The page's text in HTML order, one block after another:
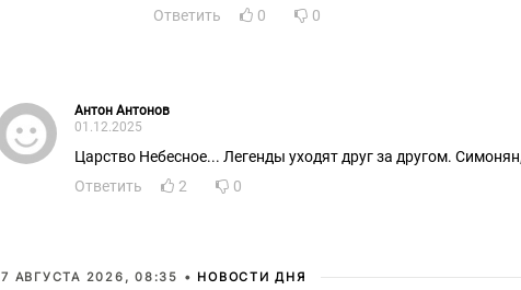
Ответить
0 0
Антон Антонов
01.12.2025
Царство Небесное... Легенды уходят друг за другом.
Ответить
2 0
7 АВГУСТА 2026, 08:35 • НОВОСТИ ДНЯ